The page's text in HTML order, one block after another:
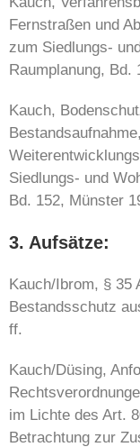
Fernstraßen und
zum Siedlungs-
Raumplanung, Bd.
Kauch,
Siedlungs- und
Bd. 152, Münster
3. Aufsätze:
Kauch/Ibrom, § 35
Bestandsschutz
ff.
Kauch/Düsing,
im Lichte des Art.
Betrachtung zur